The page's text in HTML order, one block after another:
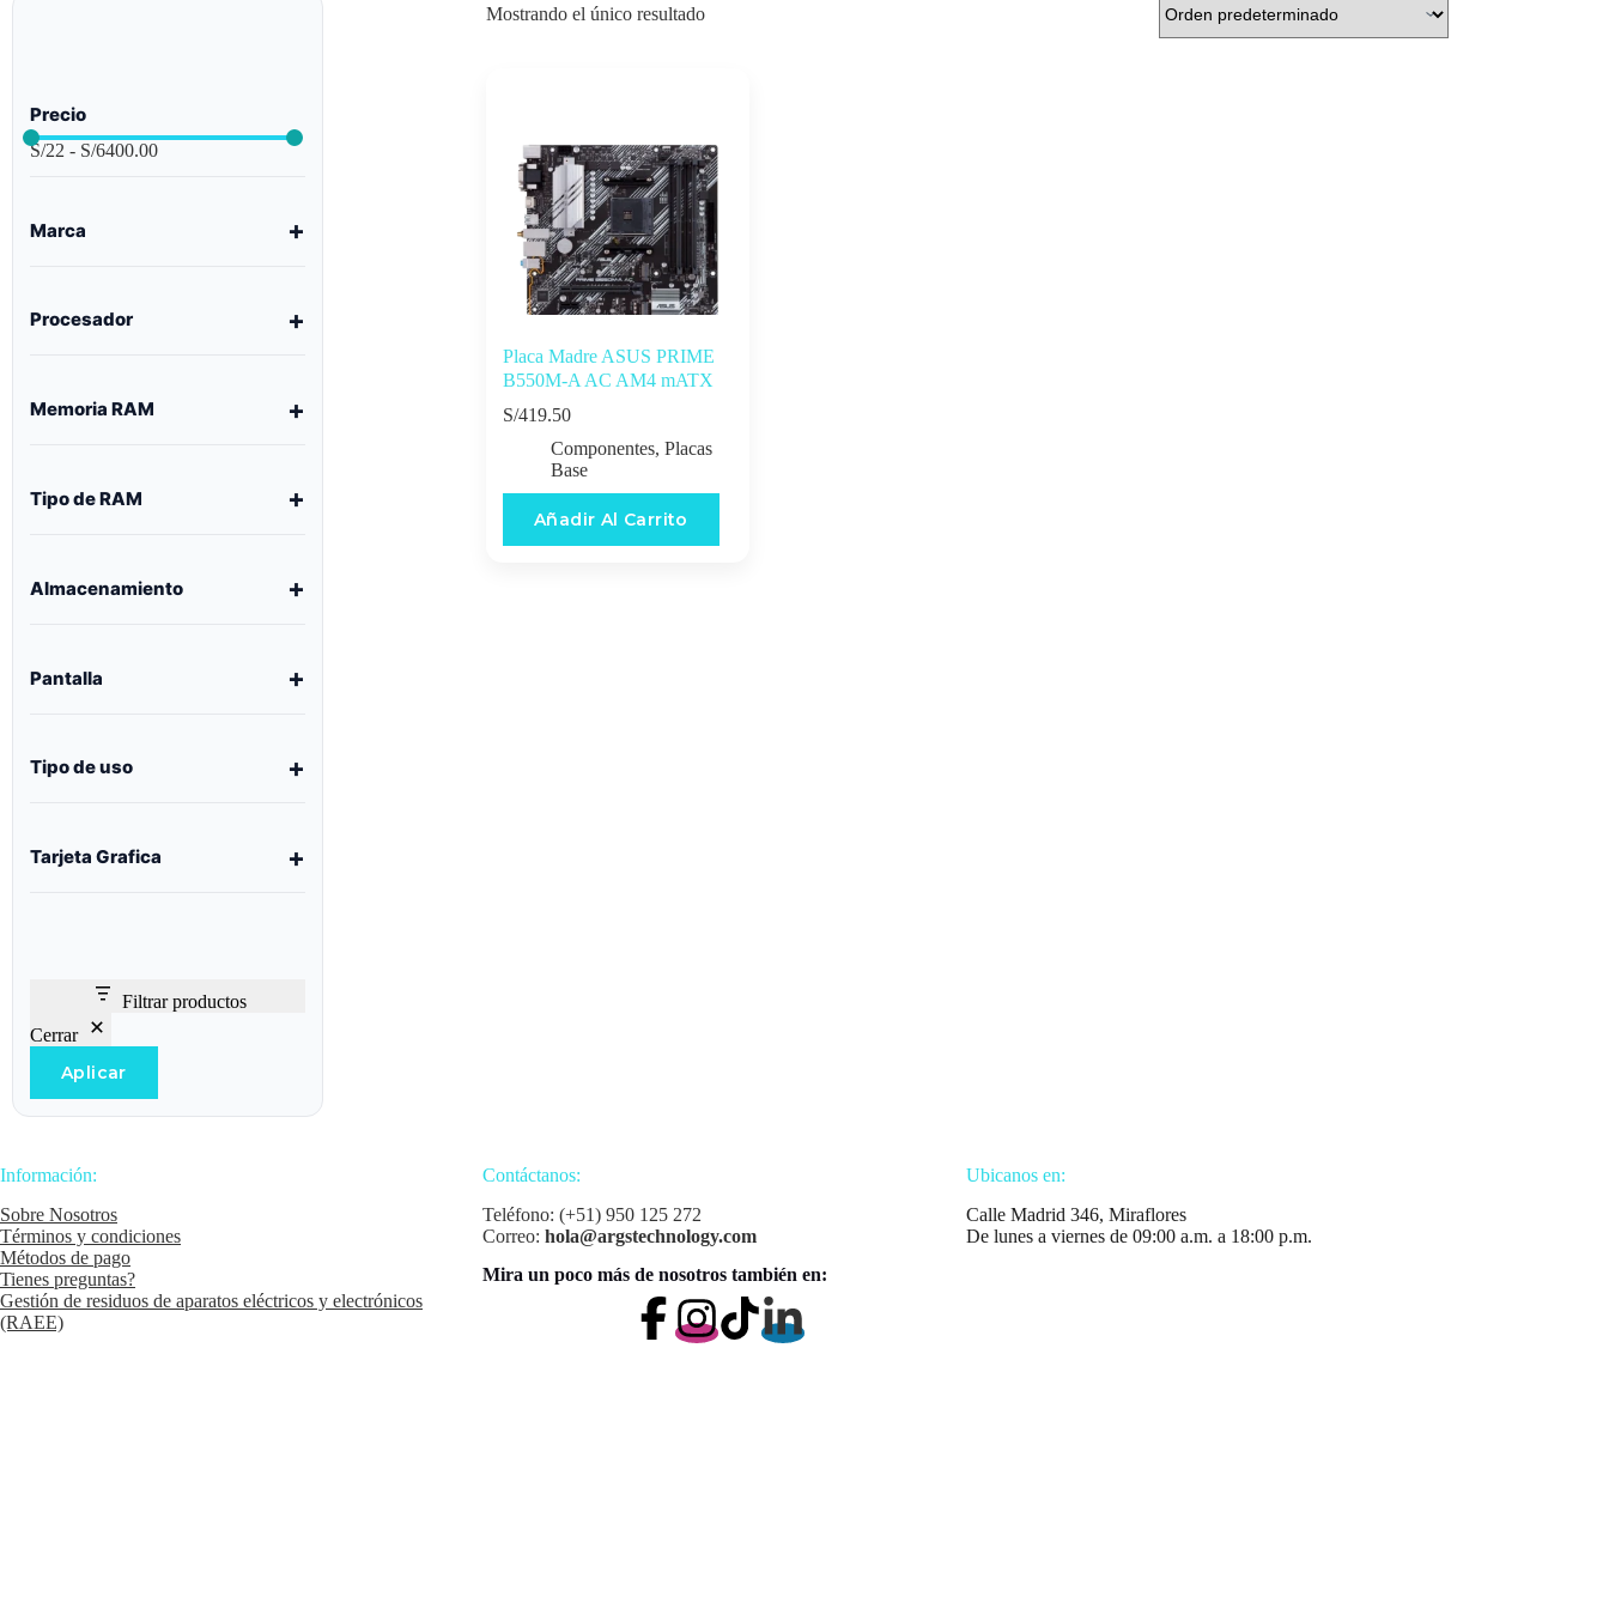
Mostrando el único resultado
Placa Madre ASUS PRIME
B550M-A AC AM4 mATX
S/419.50
Componentes, Placas
Base
Añadir Al Carrito
Precio
S/22 - S/6400.00
Marca
Procesador
Memoria RAM
Tipo de RAM
Almacenamiento
Pantalla
Tipo de uso
Tarjeta Grafica
Filtrar productos
Cerrar
Aplicar
Información:
Sobre Nosotros
Términos y condiciones
Métodos de pago
Tienes preguntas?
Gestión de residuos de aparatos eléctricos y electrónicos
(RAEE)
Contáctanos:
Teléfono: (+51) 950 125 272
Correo:hola@argstechnology.com
Mira un poco más de nosotros también en:
Ubicanos en:
Calle Madrid 346, Miraflores
De lunes a viernes de 09:00 a.m. a 18:00 p.m.